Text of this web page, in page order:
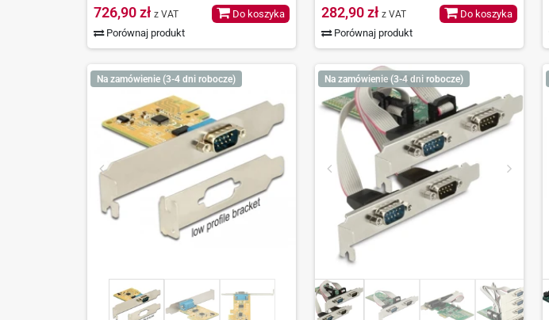
726,90 zł z VAT
Porównaj produkt
Do koszyka 282,90 zł z VAT
Porównaj produkt
Do koszyka
Na zamówienie (3-4 dni robocze) Na zamówienie (3-4 dni robocze)